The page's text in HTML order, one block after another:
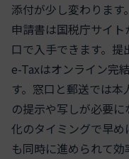
添付が少し変わります
申請書は国税庁サイ
口で入手できます。提
e-Taxはオンライン完
す。窓口と郵送では
の提示や写しが必要
化のタイミングで早
も同時に進められて